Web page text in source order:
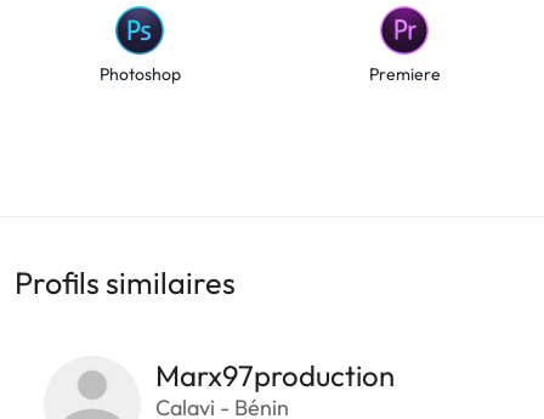
Photoshop Premiere
Profils similaires
Marx97production
Calavi - Bénin